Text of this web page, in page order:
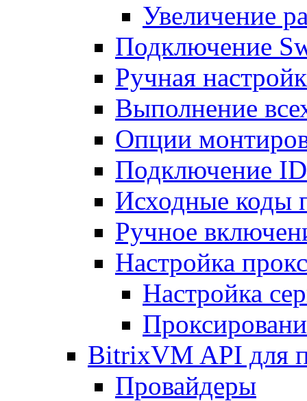
Увеличение
Подключение
Ручная
Выполнение
Опции
Подключение
Исходные коды
Ручное
Настройка
Настройка
BitrixVM API для
Провайдеры